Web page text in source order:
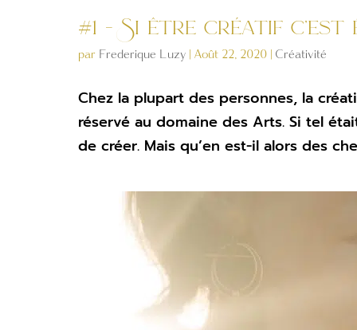
#1 – Si être créatif
parFrederique Luzy|Août 22, 2020|Créativité
Chez la plupart des personnes, la
réservé au domaine des Arts. Si tel
de créer. Mais qu’en est-il alors des